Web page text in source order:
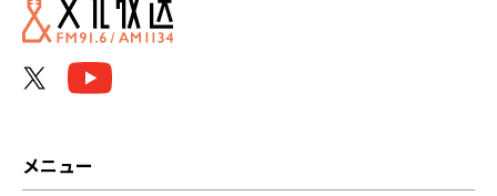
メニュー